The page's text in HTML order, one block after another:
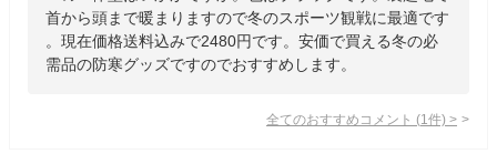
首から頭まで暖まりますので冬のスポーツ観戦に最適です
。現在価格送料込みで2480円です。安価で買える冬の必
需品の防寒グッズですのでおすすめします。
全てのおすすめコメント (1 件) >